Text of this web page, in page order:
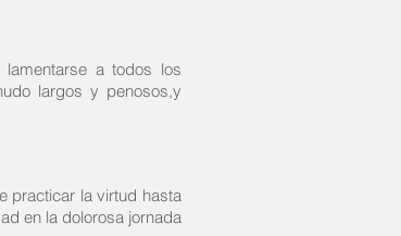
lamentarse a todos los
largos y penosos,y
practicar la virtud hasta
en la dolorosa jornada